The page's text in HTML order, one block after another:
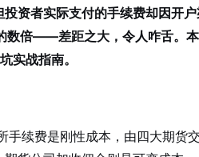
资者实际支付的手续费却因开
数倍——差距之大，令人咋舌。
实战指南。
续费是刚性成本，由四大期货交